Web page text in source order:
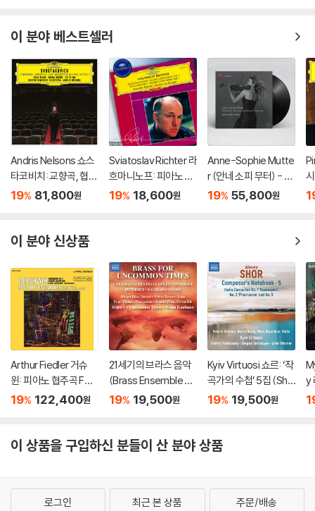
이 분야 베스트셀러
Andris Nelsons 쇼스
타코비치: 교향곡, 협주
곡 (Shostakovich: S
of Mtsensk District)
19% 81,800원
Sviatoslav Richter 라
흐마니노프: 피아노 협
주곡 2번 / 차이코프스
o No.1)
19% 18,600원
Anne-Sophie Mutte
r (안네 소피 무터) - Ea
st Meets West [2L
19% 55,800원
이 분야 신상품
Arthur Fiedler 거슈
윈: 피아노 협주곡 F장
조 (Gershwin: Conc
[2LP]
19% 122,400원
21세기의 브라스 음악
(Brass Ensemble M
usic - 21st Century)
19% 19,500원
Kyiv Virtuosi 쇼르: ‘작
곡가의 수첩’ 5집 (Sho
r: Composer’s Note
19% 19,500원
y
이 상품을 구입하신 분들이 산 분야 상품
로그인 최근 본 상품 주문/배송